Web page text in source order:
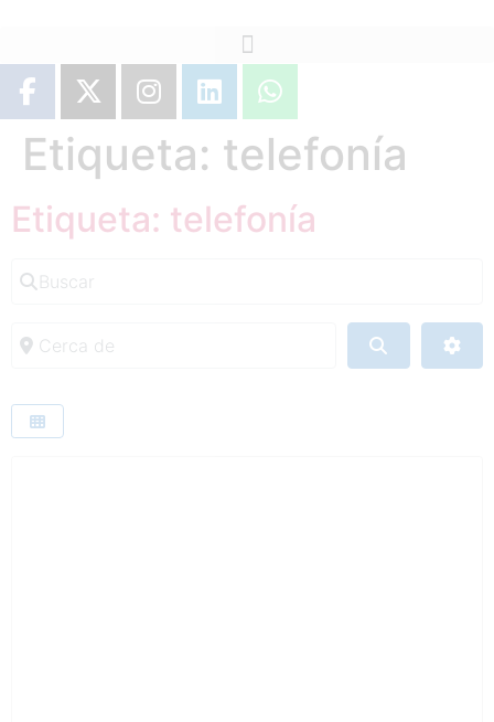
Etiqueta: telefonía
Etiqueta: telefonía